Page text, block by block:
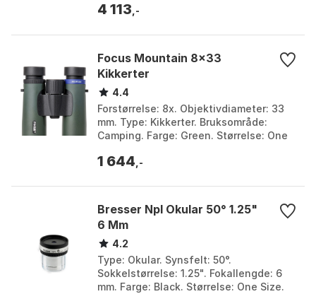
4 113 ,-
Focus Mountain 8x33
Kikkerter
4.4
Forstørrelse: 8x. Objektivdiameter: 33
mm. Type: Kikkerter. Bruksområde:
Camping. Farge: Green. Størrelse: One
1 644 ,-
Bresser Npl Okular 50° 1.25"
6 Mm
4.2
Type: Okular. Synsfelt: 50°.
Sokkelstørrelse: 1.25". Fokallengde: 6
mm. Farge: Black. Størrelse: One Size.